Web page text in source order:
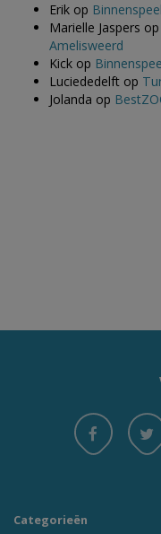
Erik op
Marielle Jaspers op
Amelisweerd
Kick op
Luciededelft op
Jolanda op
Categorieën